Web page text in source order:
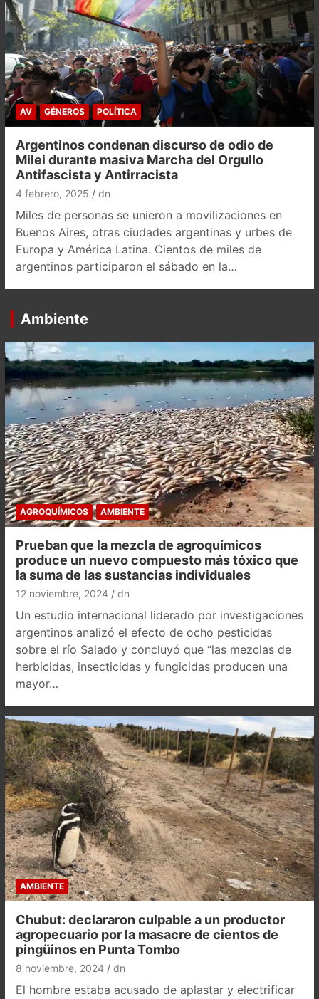
AV GÉNEROS POLÍTICA
Argentinos condenan discurso de odio de
Milei durante masiva Marcha del Orgullo
Antifascista y Antirracista
4 febrero, 2025 dn
Miles de personas se unieron a movilizaciones en
Buenos Aires, otras ciudades argentinas y urbes de
Europa y América Latina. Cientos de miles de
argentinos participaron el sábado en la…
Ambiente
AGROQUÍMICOS AMBIENTE
Prueban que la mezcla de agroquímicos
produce un nuevo compuesto más tóxico que
la suma de las sustancias individuales
12 noviembre, 2024 dn
Un estudio internacional liderado por investigaciones
argentinos analizó el efecto de ocho pesticidas
sobre el río Salado y concluyó que “las mezclas de
herbicidas, insecticidas y fungicidas producen una
mayor…
AMBIENTE
Chubut: declararon culpable a un productor
agropecuario por la masacre de cientos de
pingüinos en Punta Tombo
8 noviembre, 2024 dn
El hombre estaba acusado de aplastar y electrificar